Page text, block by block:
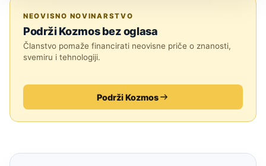
NEOVISNO NOVINARSTVO
Podrži Kozmos bez oglasa
Članstvo pomaže financirati neovisne priče o znanosti,
svemiru i tehnologiji.
Podrži Kozmos